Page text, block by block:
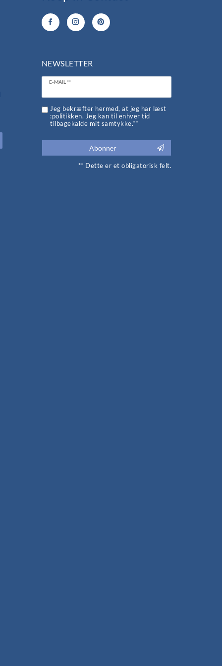
NEWSLETTER
E-MAIL **
Ceres::Template.newsletterHoneypotLabel
Jeg bekræfter hermed, at jeg har læst
:politikken. Jeg kan til enhver tid
tilbagekalde mit samtykke.**
Abonner
** Dette er et obligatorisk felt.